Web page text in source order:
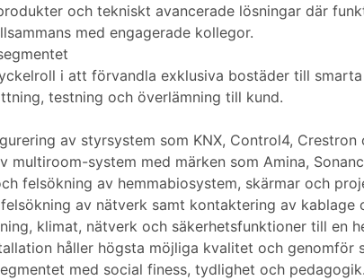
och tekniskt avancerade lösningar där
med engagerade kollegor.
i att förvandla exklusiva bostäder till
testning och överlämning till kund.
av styrsystem som KNX, Control4, Crestron
system med märken som Amina,
felsökning av hemmabiosystem, skärmar och
av nätverk samt kontaktering av kablage
klimat, nätverk och säkerhetsfunktioner till en
håller högsta möjliga kvalitet och genomför
med social finess, tydlighet och pedagogik.